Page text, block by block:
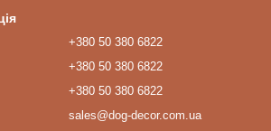
+380 50 380 6822
+380 50 380 6822
+380 50 380 6822
sales@dog-decor.com.ua